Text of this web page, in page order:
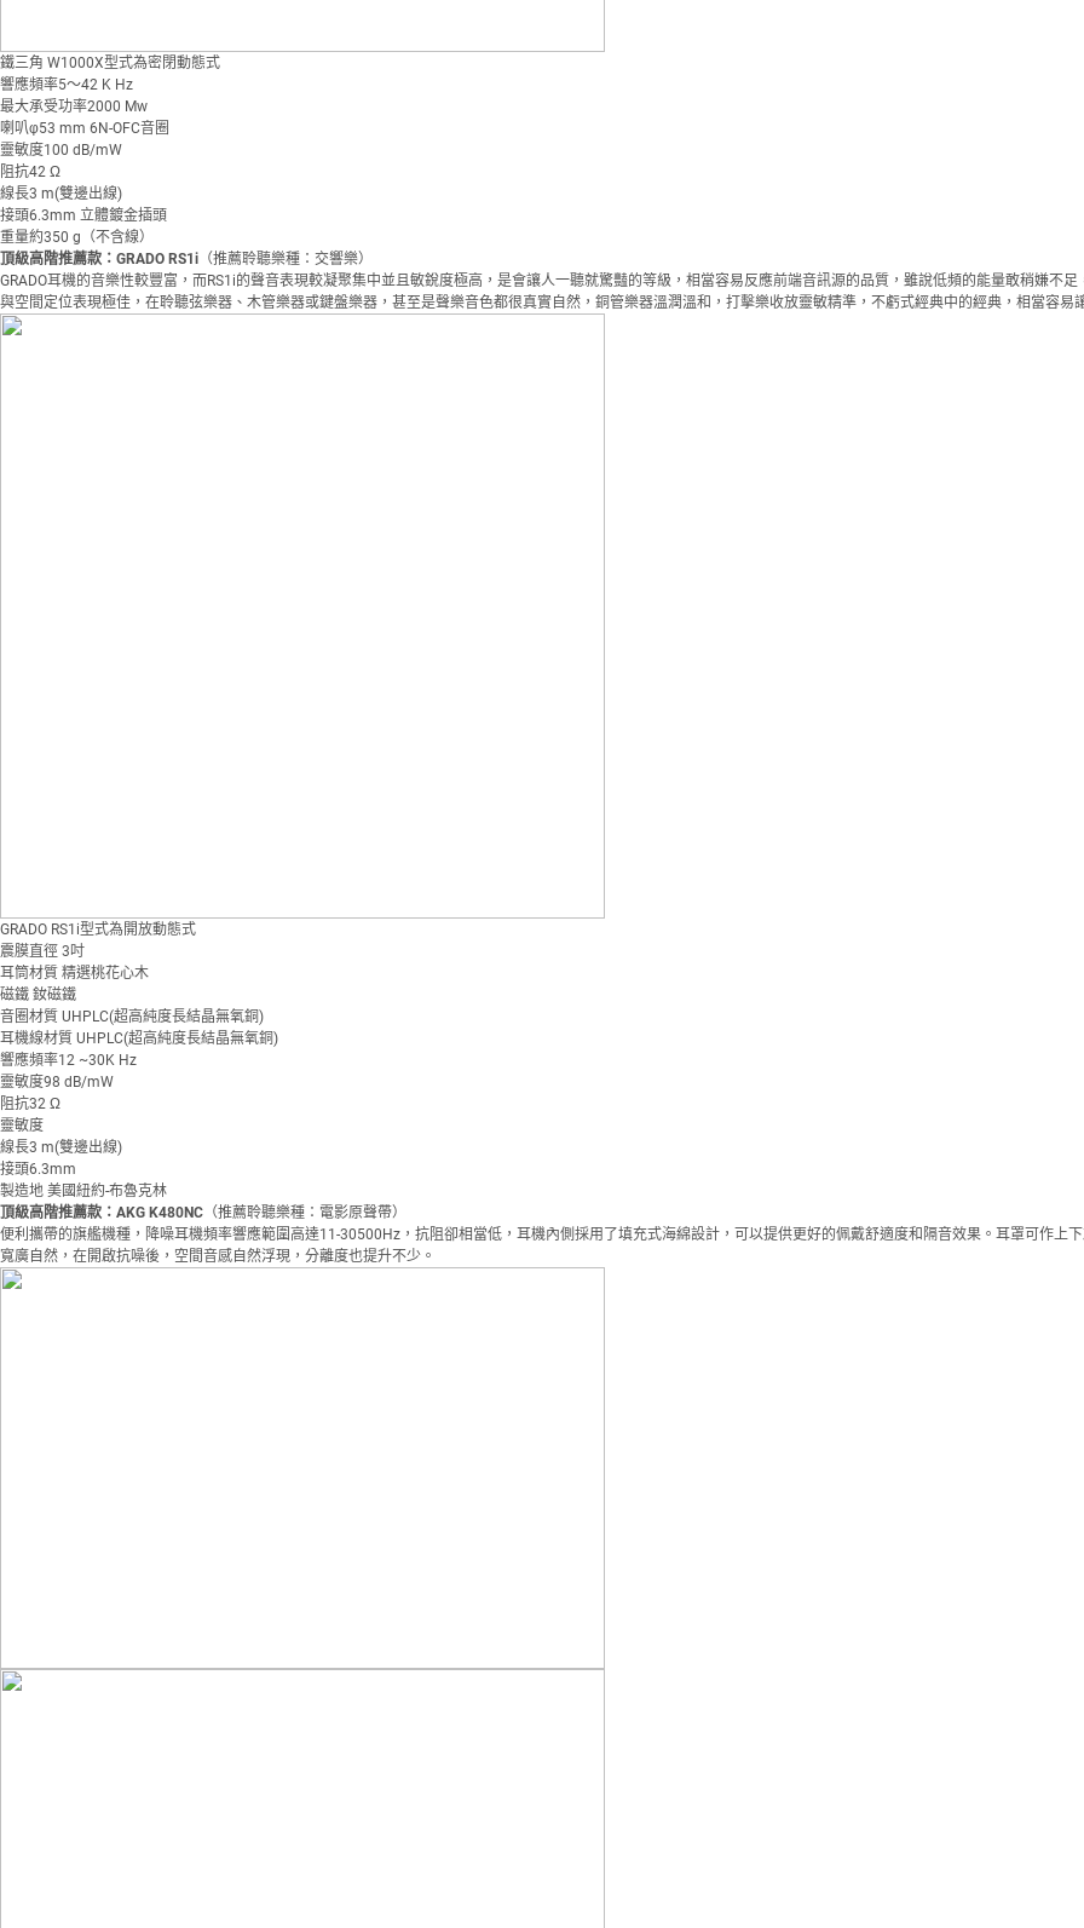
鐵三角 W1000X型式為密閉動態式
響應頻率5～42 K Hz
最大承受功率2000 Mw
喇叭φ53 mm 6N-OFC音圈
靈敏度100 dB/mW
阻抗42 Ω
線長3 m(雙邊出線)
接頭6.3mm 立體鍍金插頭
重量約350 g（不含線）
頂級高階推薦款：GRADO RS1i （推薦聆聽樂種：交響樂）
GRADO耳機的音樂性較豐富，而RS1i的聲音表現較凝聚集中並且敏銳度極高，是會讓人一聽就驚豔的等級，相當容易反應前端音訊源的品質，雖說低頻的能量敢稍嫌不
與空間定位表現極佳，在聆聽弦樂器、木管樂器或鍵盤樂器，甚至是聲樂音色都很真實自然，銅管樂器溫潤溫和，打擊樂收放靈敏精準，不虧式經典中的經典，相當容易
GRADO RS1i型式為開放動態式
震膜直徑 3吋
耳筒材質 精選桃花心木
磁鐵 釹磁鐵
音圈材質 UHPLC(超高純度長結晶無氧銅)
耳機線材質 UHPLC(超高純度長結晶無氧銅)
響應頻率12 ~30K Hz
靈敏度98 dB/mW
阻抗32 Ω
靈敏度
線長3 m(雙邊出線)
接頭6.3mm
製造地 美國紐約-布魯克林
頂級高階推薦款：AKG K480NC （推薦聆聽樂種：電影原聲帶）
便利攜帶的旗艦機種，降噪耳機頻率響應範圍高達11-30500Hz，抗阻卻相當低，耳機內側採用了填充式海綿設計，可以提供更好的佩戴舒適度和隔音效果。耳罩可作
寬廣自然，在開啟抗噪後，空間音感自然浮現，分離度也提升不少。